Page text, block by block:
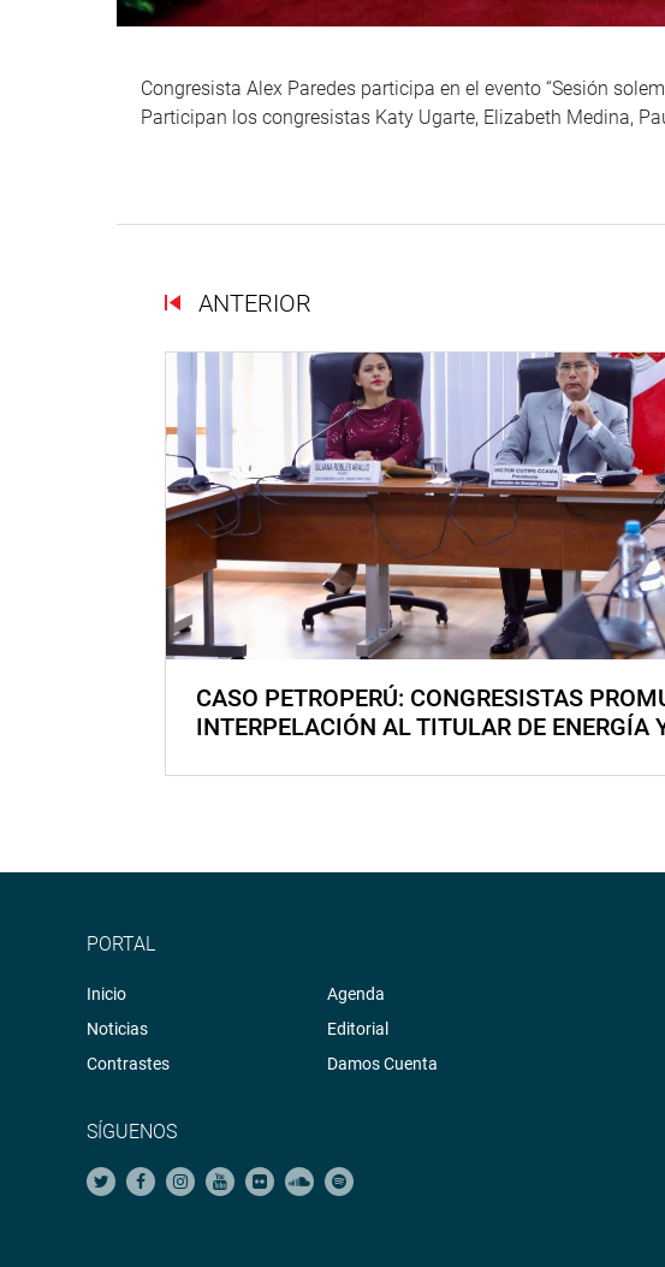
Congresista Alex Paredes participa en el evento “Sesión
Participan los congresistas Katy Ugarte, Elizabeth Medina,
ANTERIOR
CASO PETROPERÚ: CONGRESISTAS
INTERPELACIÓN AL TITULAR DE ENERGÍA
PORTAL
Inicio
Noticias
Contrastes
Agenda
Editorial
Damos Cuenta
SÍGUENOS